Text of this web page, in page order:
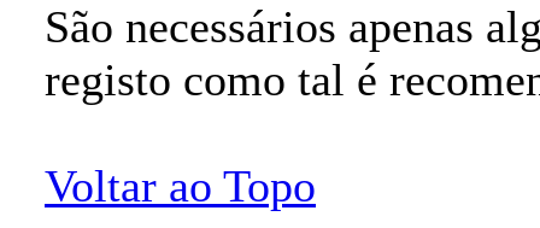
São necessários apenas
registo como tal é
Voltar ao Topo